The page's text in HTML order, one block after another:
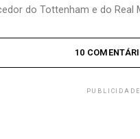
do Tottenham e do Real
10
PUBLICIDADE